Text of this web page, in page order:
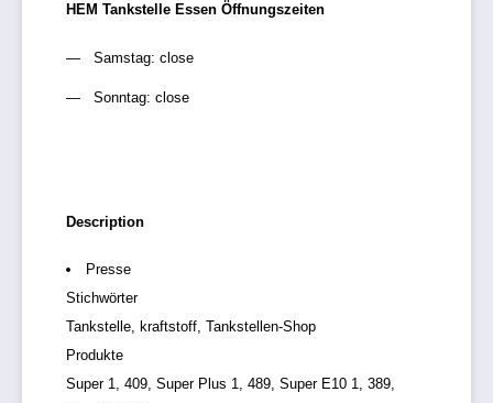
HEM Tankstelle Essen Öffnungszeiten
Samstag: close
Sonntag: close
Description
Presse
Stichwörter
Tankstelle, kraftstoff, Tankstellen-Shop
Produkte
Super 1, 409, Super Plus 1, 489, Super E10 1, 389,